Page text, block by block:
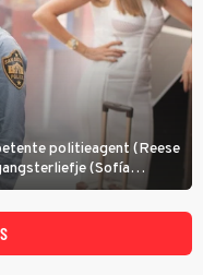
politieagent (Reese
(Sofía
en moordlustige